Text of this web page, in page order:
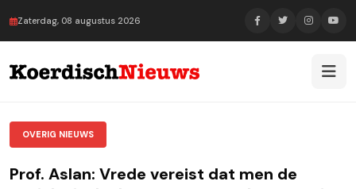
Zaterdag, 08 augustus 2026
OVERIG NIEUWS
Prof. Aslan: Vrede vereist dat men de